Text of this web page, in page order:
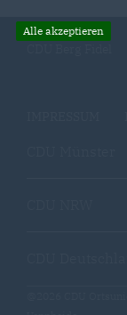
Alle akzeptieren